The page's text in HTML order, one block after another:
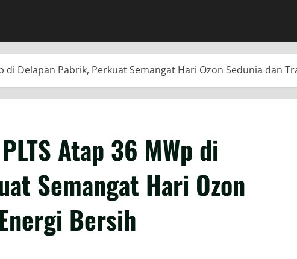
di Delapan Pabrik, Perkuat Semangat Hari Ozon Sedunia dan
Atap 36 MWp di
Semangat Hari Ozon
Bersih